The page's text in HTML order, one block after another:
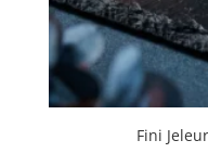
Fini